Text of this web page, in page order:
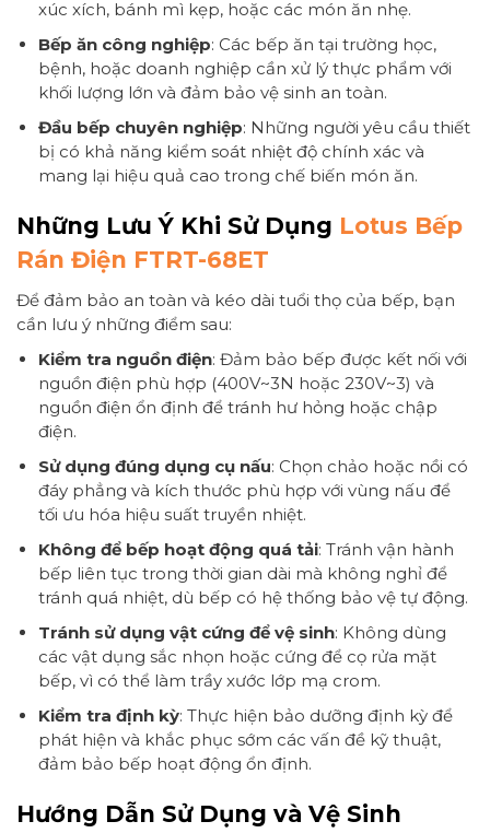
xúc xích, bánh mì kẹp, hoặc các món ăn nhẹ.
Bếp ăn công nghiệp: Các bếp ăn tại trường học,
bệnh, hoặc doanh nghiệp cần xử lý thực phẩm với
khối lượng lớn và đảm bảo vệ sinh an toàn.
Đầu bếp chuyên nghiệp: Những người yêu cầu thiết
bị có khả năng kiểm soát nhiệt độ chính xác và
mang lại hiệu quả cao trong chế biến món ăn.
Những Lưu Ý Khi Sử Dụng Lotus Bếp
Rán Điện FTRT-68ET
Để đảm bảo an toàn và kéo dài tuổi thọ của bếp, bạn
cần lưu ý những điểm sau:
Kiểm tra nguồn điện: Đảm bảo bếp được kết nối với
nguồn điện phù hợp (400V~3N hoặc 230V~3) và
nguồn điện ổn định để tránh hư hỏng hoặc chập
điện.
Sử dụng đúng dụng cụ nấu: Chọn chảo hoặc nồi có
đáy phẳng và kích thước phù hợp với vùng nấu để
tối ưu hóa hiệu suất truyền nhiệt.
Không để bếp hoạt động quá tải: Tránh vận hành
bếp liên tục trong thời gian dài mà không nghỉ để
tránh quá nhiệt, dù bếp có hệ thống bảo vệ tự động.
Tránh sử dụng vật cứng để vệ sinh: Không dùng
các vật dụng sắc nhọn hoặc cứng để cọ rửa mặt
bếp, vì có thể làm trầy xước lớp mạ crom.
Kiểm tra định kỳ: Thực hiện bảo dưỡng định kỳ để
phát hiện và khắc phục sớm các vấn đề kỹ thuật,
đảm bảo bếp hoạt động ổn định.
Hướng Dẫn Sử Dụng và Vệ Sinh